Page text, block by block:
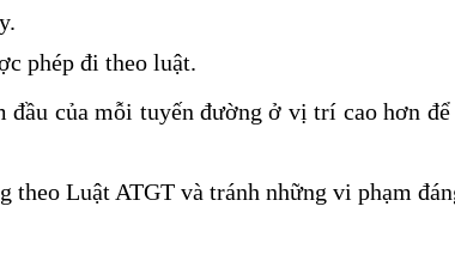
phép đi theo luật.
của mỗi tuyến đường ở vị trí cao hơn
Luật ATGT và tránh những vi phạm